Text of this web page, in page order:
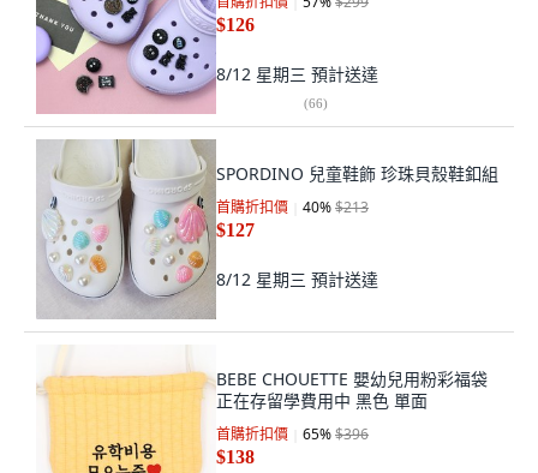
$126
8/12 星期三 預計送達
(66)
SPORDINO 兒童鞋飾 珍珠貝殼鞋釦組
首購折扣價 40%$213
$127
8/12 星期三 預計送達
BEBE CHOUETTE 嬰幼兒用粉彩福袋
正在存留學費用中 黑色 單面
首購折扣價 65%$396
$138